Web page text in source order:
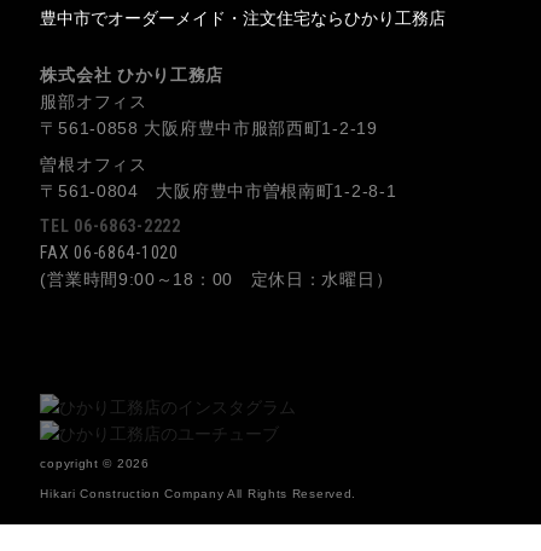
豊中市でオーダーメイド・注文住宅ならひかり工務店
株式会社 ひかり工務店
服部オフィス
〒561-0858 大阪府豊中市服部西町1-2-19
曽根オフィス
〒561-0804 大阪府豊中市曽根南町1-2-8-1
TEL 06-6863-2222
FAX 06-6864-1020
(営業時間9:00～18：00 定休日：水曜日）
copyright © 2026
Hikari Construction Company All Rights Reserved.